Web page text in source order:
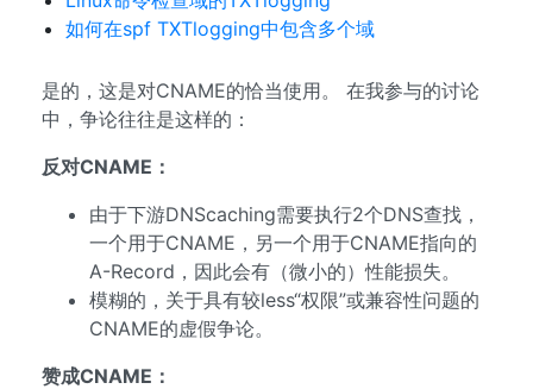
如何在spf TXTlogging中包含多个域
是的，这是对CNAME的恰当使用。 在我参与的讨论
中，争论往往是这样的：
反对CNAME：
由于下游DNScaching需要执行2个DNS查找，
一个用于CNAME，另一个用于CNAME指向的
A-Record，因此会有（微小的）性能损失。
模糊的，关于具有较less“权限”或兼容性问题的
CNAME的虚假争论。
赞成CNAME：